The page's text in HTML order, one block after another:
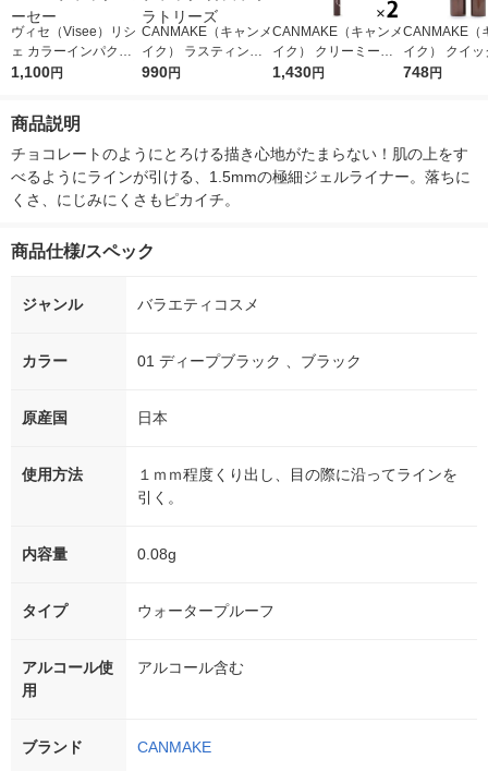
ヴィセ（Visee）リシ
ェ カラーインパクト
リキッドライナー BK
1,100円
CANMAKE（キャンメ
イク） ラスティング
リキッドアイライナ
990円
CANMAKE（キャンメ
イク） クリーミータ
ッチライナー アズキ
1,430円
CANMAKE（
イク） クイ
シュカーラー
748円
商品説明
チョコレートのようにとろける描き心地がたまらない！肌の上をす
べるようにラインが引ける、1.5mmの極細ジェルライナー。落ちに
くさ、にじみにくさもピカイチ。
商品仕様/スペック
ジャンル バラエティコスメ
カラー 01 ディープブラック 、ブラック
原産国 日本
使用方法
１ｍｍ程度くり出し、目の際に沿ってラインを
引く。
内容量 0.08g
タイプ ウォータープルーフ
アルコール使
用
アルコール含む
ブランド CANMAKE